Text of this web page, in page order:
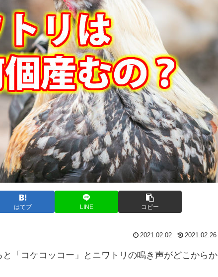
はてブ LINE コピー
2021.02.02 2021.02.26
「コケコッコー」とニワトリの鳴き声がどこからか